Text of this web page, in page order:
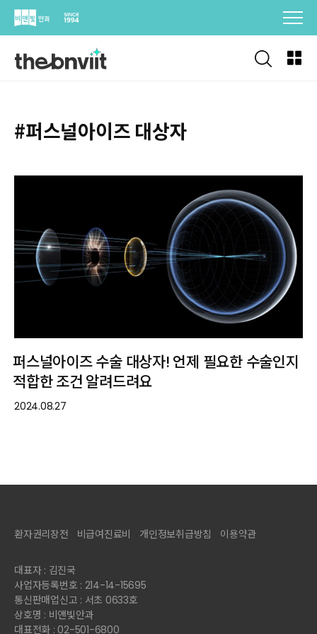
Skip
#퍼스널아이즈 대상자
퍼스널아이즈 수술 대상자! 언제 필요한 수술인지
적합한 조건 알려드려요
2024.08.27
환자권리장전 비급여진료비 개인정보취급방침 이용약관
대표자 : 김진국
사업자등록번호 : 214-14-15695
통신판매업신고 : 서초 0633호
상호명 : 비앤빛안과
대표전화 : 02-501-6800